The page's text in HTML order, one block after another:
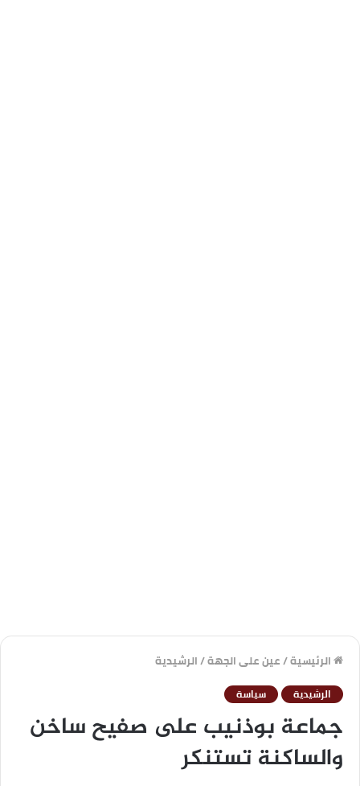
الرئيسية/عين على الجهة/الرشيدية
الرشيدية سياسة
جماعة بوذنيب على صفيح ساخن
والساكنة تستنكر